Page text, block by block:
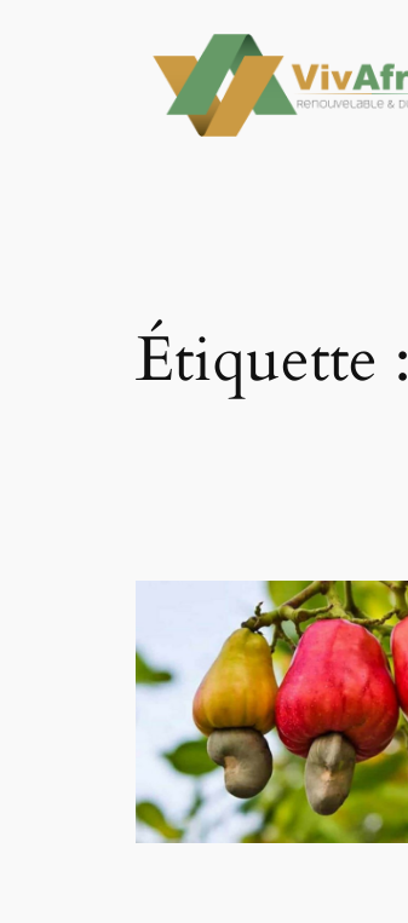
Étiquette :